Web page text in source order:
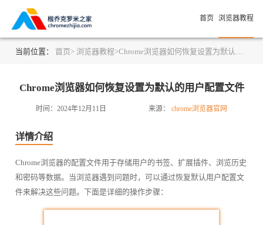
首页 浏览器教程
当前位置： 首页> 浏览器教程>Chrome浏览器如何恢复设置为默认的用户配置文件
Chrome浏览器如何恢复设置为默认的用户配置文件
时间：2024年12月11日 来源： chrome浏览器官网
详情介绍
Chrome浏览器的配置文件用于存储用户的书签、扩展插件、浏览历史
和密码等数据。当浏览器遇到问题时，可以通过恢复默认用户配置文
件来解决这些问题。下面是详细的操作步骤：